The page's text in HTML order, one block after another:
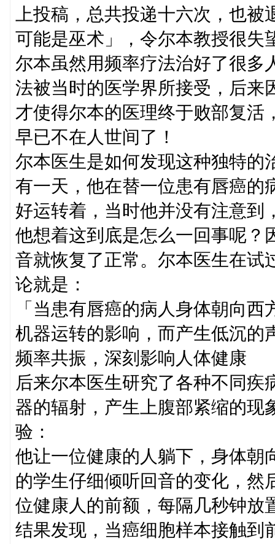
上投稿，总共投递十六次，也
可能是巫术」，令尔本教授很失
尔本虽然用频率疗法治好了很多
法被当时的医学界所接受，后来
才使得尔本的医理终于败部复活
早已不在人世间了！
尔本医生是如何发现这种独特的
有一天，他在替一位患有唇癌的
好运转着，当时他并没有注意到
他想着这到底是怎么一回事呢？
音就恢复了正常。尔本医生在试
论就是：
「当患有唇癌的病人身体朝向
机器运转的影响，而产生低沉的
频率共振，深刻影响人体健康
后来尔本医生研究了各种不同
器的辐射，产生上腹部紧缩的现
验：
他让一位健康的人躺下，身体朝
的学生仔细倾听回音的变化，然
位健康人的前额，每隔几秒钟放
结果发现，当癌细胞样本接触到